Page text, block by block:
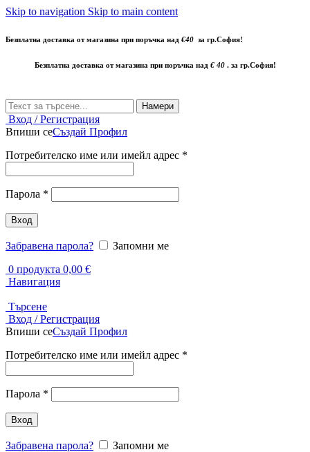
Skip to navigation Skip to main content
Безплатна доставка от магазина при поръчка над €40 за гр.София!
Безплатна доставка от магазина при поръчка над € 40 . за гр.София!
Намери
Вход / Регистрация
Впиши сеСъздай Профил
Потребителско име или имейл адрес *
Парола *
Вход
Забравена парола?
Запомни ме
0 продукта 0,00 €
Навигация
Търсене
Вход / Регистрация
Впиши сеСъздай Профил
Потребителско име или имейл адрес *
Парола *
Вход
Забравена парола?
Запомни ме